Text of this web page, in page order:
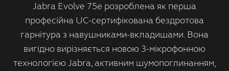
Jabra Evolve 75e розроблена як перша
професійна UC-сертифікована бездротова
гарнітура з навушниками-вкладишами. Вона
вигідно вирізняється новою 3-мікрофонною
технологією Jabra, активним шумопоглинанням,